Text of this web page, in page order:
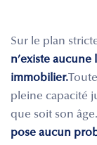
Sur le plan
n’existe
immobilier.
pleine capacité
que soit son âge.
pose aucun